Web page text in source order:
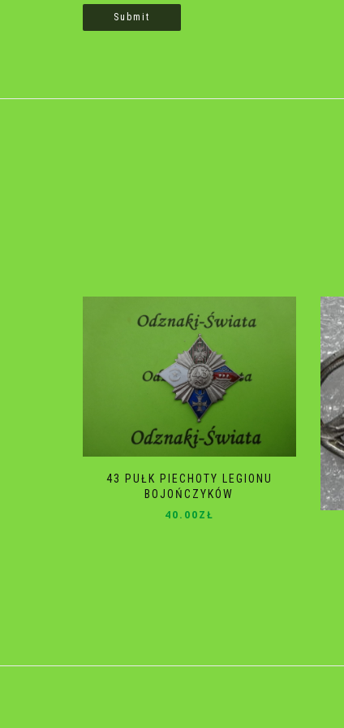
43 PUŁK PIECHOTY LEGIONU
BOJOŃCZYKÓW
40.00ZŁ